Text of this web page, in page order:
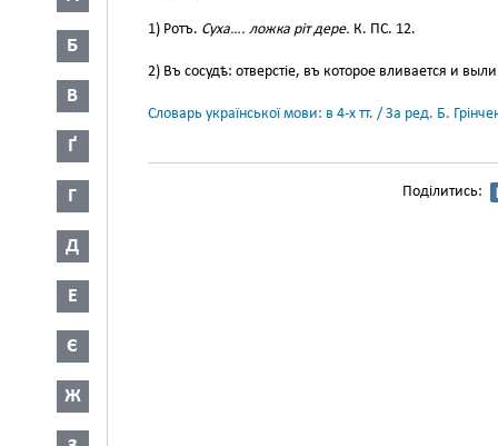
Б
В
Ґ
Г
Д
Е
Є
Ж
1) Ротъ. Суха…. ложка ріт дере. К. ПС. 12.
2) Въ сосудѣ: отверстіе, въ которое вливается и
Словарь української мови: в 4-х тт. / За ред. Б.
Поділитись: